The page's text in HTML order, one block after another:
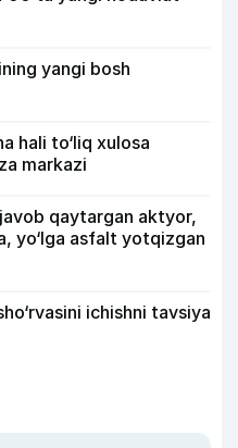
yangi bosh
hali to‘liq xulosa
markazi
qaytargan aktyor,
yo‘lga asfalt yotqizgan
ichishni tavsiya